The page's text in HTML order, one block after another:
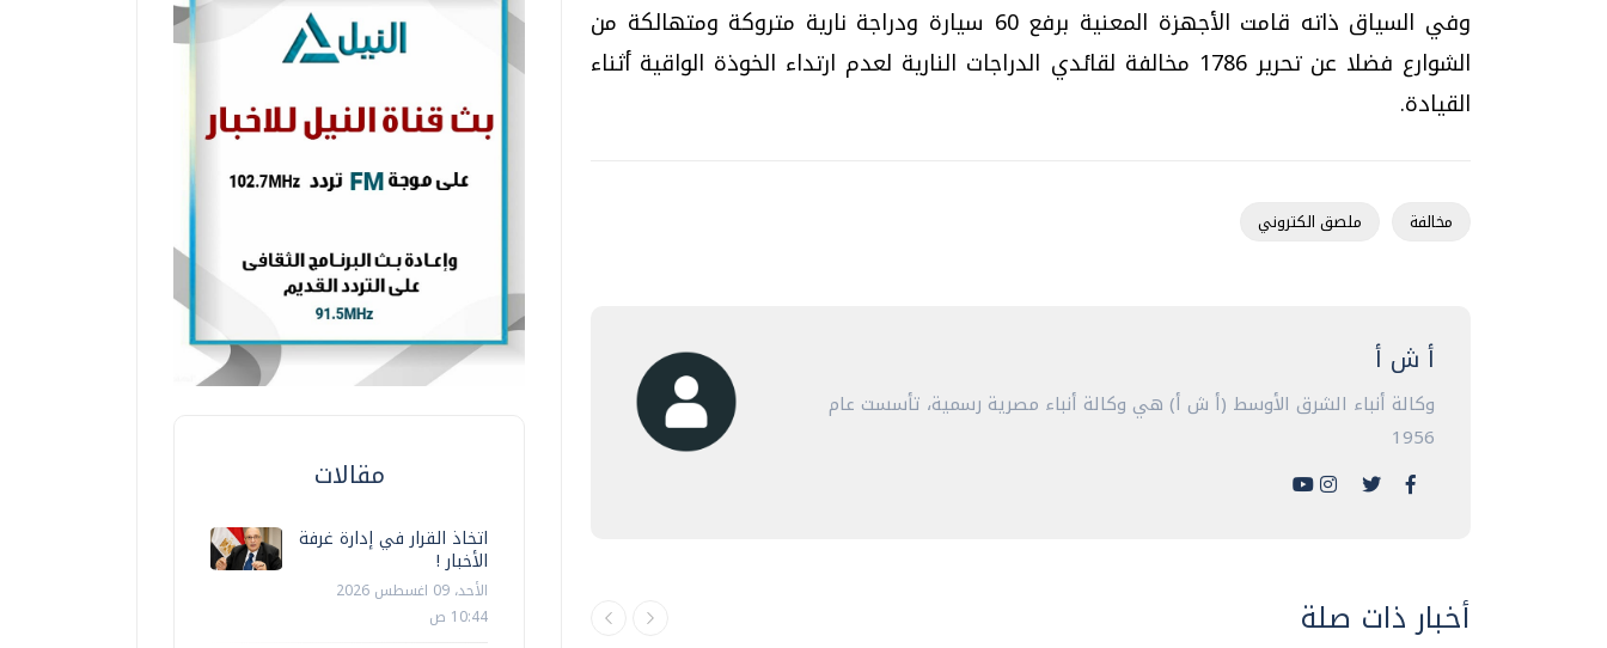
وفي السياق ذاته قامت الأجهزة المعنية برفع 60 سيارة ودراجة نارية متروكة ومتهالكة من
الشوارع فضلا عن تحرير 1786 مخالفة لقائدي الدراجات النارية لعدم ارتداء الخوذة الواقية أثناء
القيادة.
مخالفة ملصق الكتروني
أ ش أ
وكالة أنباء الشرق الأوسط (أ ش أ) هي وكالة أنباء مصرية رسمية، تأسست عام
1956
أخبار ذات صلة
مقالات
اتخاذ القرار في إدارة غرفة
الأخبار !
الأحد، 09 اغسطس 2026
10:44 ص